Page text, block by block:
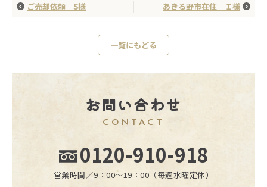
ご売却依頼 S様 あきる野市在住 Ｉ様
一覧にもどる
お問い合わせ
CONTACT
0120-910-918
営業時間／9：00〜19：00（毎週水曜定休）